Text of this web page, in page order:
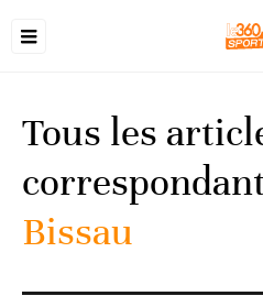
Tous les
Bissau